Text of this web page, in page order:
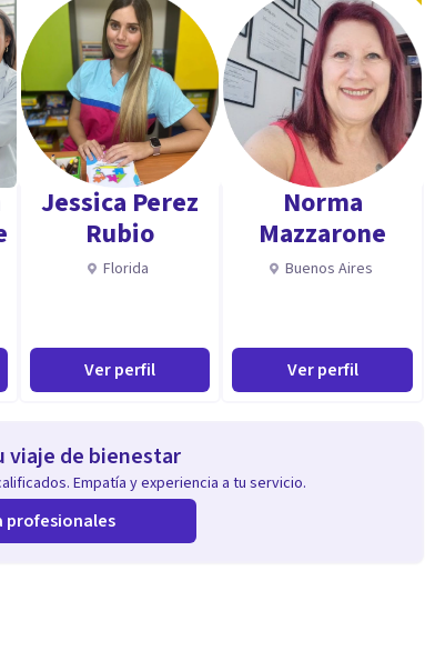
gustaría que fuera nuestro equipo quien te acompañe
Nosotras estaremos encantadas de hablar
importante para nosotras mantenernos
profesionalmente de forma continua para poder
la sinceridad.
Jessica Perez
Rubio
Florida
Ver perfil
Norma
Mazzarone
Buenos Aires
Ver perfil
viaje de bienestar
Empatía y experiencia a tu servicio.
profesionales